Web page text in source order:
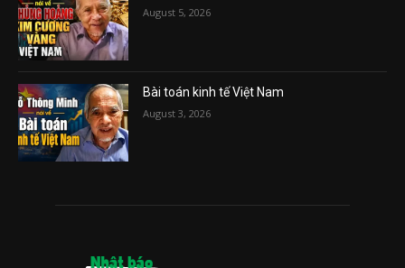
August 5, 2026
Bài toán kinh tế Việt Nam
August 3, 2026